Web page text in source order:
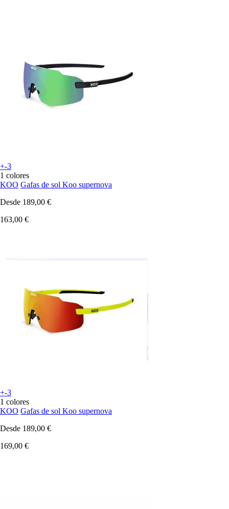
+-3
1 colores
KOO Gafas de sol Koo supernova
Desde 189,00 €
163,00 €
+-3
1 colores
KOO Gafas de sol Koo supernova
Desde 189,00 €
169,00 €